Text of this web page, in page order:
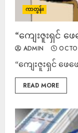
ကာတွန်း
“ကျေးဇူးရှင် ဖ
ADMIN
“ကျေးဇူးရှင် ဖ
READ MORE